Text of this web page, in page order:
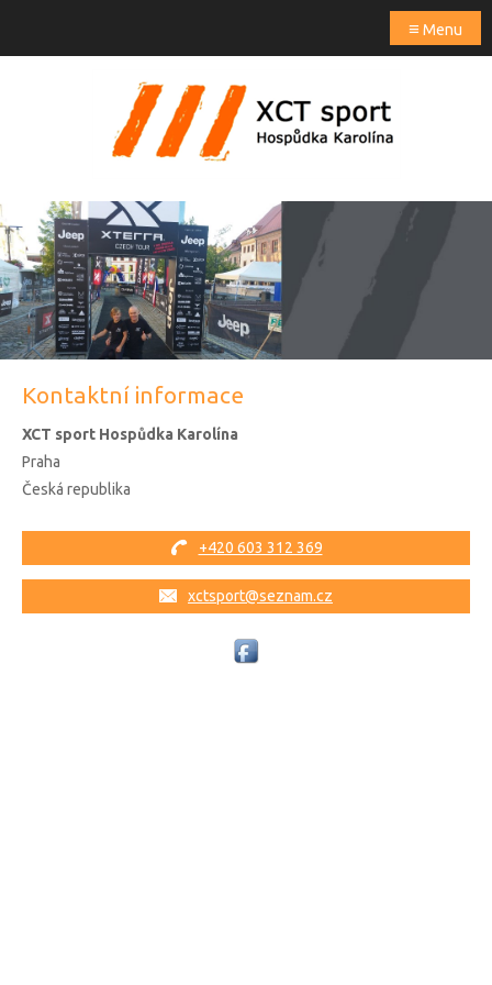
≡ Menu
Kontaktní informace
XCT sport Hospůdka Karolína
Praha
Česká republika
+420 603 312 369
xctsport@seznam.cz